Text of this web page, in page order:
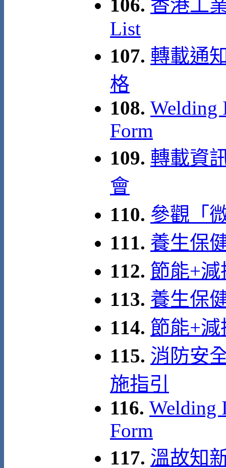
106. 香港工
List
107. 轉載通
格
108. Welding
Form
109. 轉載資
會
110. 參觀「
111. 養生保
112. 節能+
113. 養生保
114. 節能+
115. 消防安
施指引
116. Welding
Form
117. 溫故知